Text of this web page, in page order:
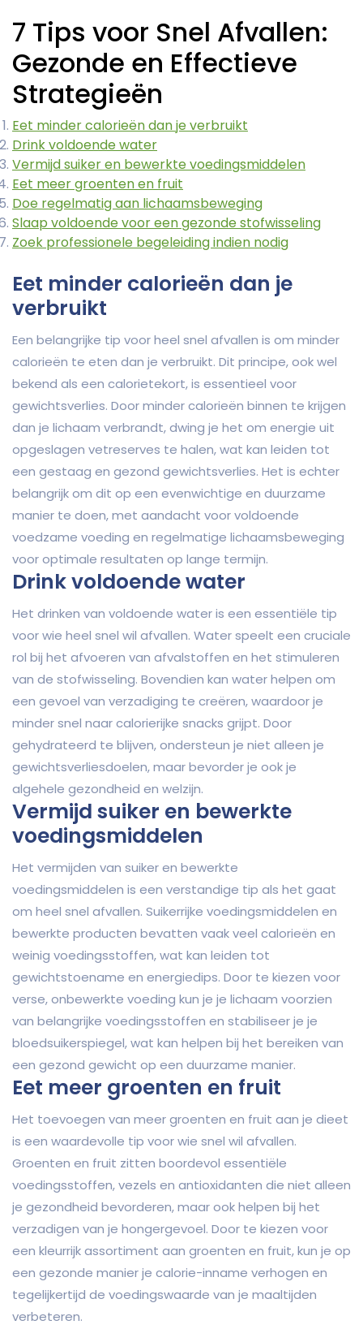
7 Tips voor Snel Afvallen:
Gezonde en Effectieve
Strategieën
Eet minder calorieën dan je verbruikt
Drink voldoende water
Vermijd suiker en bewerkte voedingsmiddelen
Eet meer groenten en fruit
Doe regelmatig aan lichaamsbeweging
Slaap voldoende voor een gezonde stofwisseling
Zoek professionele begeleiding indien nodig
Eet minder calorieën dan je
verbruikt
Een belangrijke tip voor heel snel afvallen is om minder
calorieën te eten dan je verbruikt. Dit principe, ook wel
bekend als een calorietekort, is essentieel voor
gewichtsverlies. Door minder calorieën binnen te krijgen
dan je lichaam verbrandt, dwing je het om energie uit
opgeslagen vetreserves te halen, wat kan leiden tot
een gestaag en gezond gewichtsverlies. Het is echter
belangrijk om dit op een evenwichtige en duurzame
manier te doen, met aandacht voor voldoende
voedzame voeding en regelmatige lichaamsbeweging
voor optimale resultaten op lange termijn.
Drink voldoende water
Het drinken van voldoende water is een essentiële tip
voor wie heel snel wil afvallen. Water speelt een cruciale
rol bij het afvoeren van afvalstoffen en het stimuleren
van de stofwisseling. Bovendien kan water helpen om
een gevoel van verzadiging te creëren, waardoor je
minder snel naar calorierijke snacks grijpt. Door
gehydrateerd te blijven, ondersteun je niet alleen je
gewichtsverliesdoelen, maar bevorder je ook je
algehele gezondheid en welzijn.
Vermijd suiker en bewerkte
voedingsmiddelen
Het vermijden van suiker en bewerkte
voedingsmiddelen is een verstandige tip als het gaat
om heel snel afvallen. Suikerrijke voedingsmiddelen en
bewerkte producten bevatten vaak veel calorieën en
weinig voedingsstoffen, wat kan leiden tot
gewichtstoename en energiedips. Door te kiezen voor
verse, onbewerkte voeding kun je je lichaam voorzien
van belangrijke voedingsstoffen en stabiliseer je je
bloedsuikerspiegel, wat kan helpen bij het bereiken van
een gezond gewicht op een duurzame manier.
Eet meer groenten en fruit
Het toevoegen van meer groenten en fruit aan je dieet
is een waardevolle tip voor wie snel wil afvallen.
Groenten en fruit zitten boordevol essentiële
voedingsstoffen, vezels en antioxidanten die niet alleen
je gezondheid bevorderen, maar ook helpen bij het
verzadigen van je hongergevoel. Door te kiezen voor
een kleurrijk assortiment aan groenten en fruit, kun je op
een gezonde manier je calorie-inname verhogen en
tegelijkertijd de voedingswaarde van je maaltijden
verbeteren.